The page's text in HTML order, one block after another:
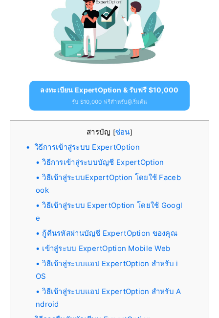
ลงทะเบียน ExpertOption & รับฟรี $10,000
รับ $10,000 ฟรีสำหรับผู้เริ่มต้น
สารบัญ [ซ่อน]
วิธีการเข้าสู่ระบบ ExpertOption
วิธีการเข้าสู่ระบบบัญชี ExpertOption
วิธีเข้าสู่ระบบExpertOption โดยใช้ Faceb
ook
วิธีเข้าสู่ระบบ ExpertOption โดยใช้ Googl
e
กู้คืนรหัสผ่านบัญชี ExpertOption ของคุณ
เข้าสู่ระบบ ExpertOption Mobile Web
วิธีเข้าสู่ระบบแอป ExpertOption สำหรับ i
OS
วิธีเข้าสู่ระบบแอป ExpertOption สำหรับ A
ndroid